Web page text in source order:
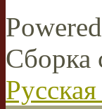
Сборка